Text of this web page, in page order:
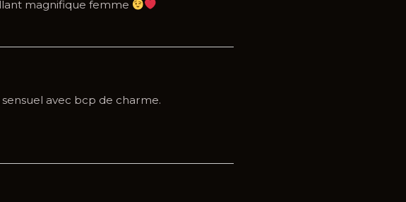
magnifique femme
avec bcp de charme.